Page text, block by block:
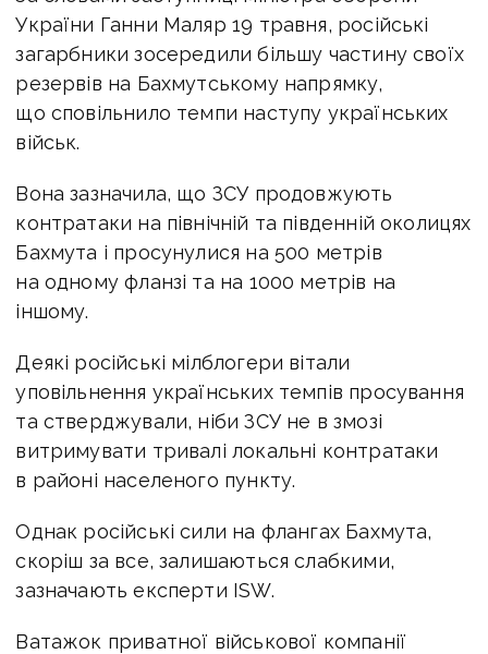
України Ганни Маляр 19 травня, російські
загарбники зосередили більшу частину своїх
резервів на Бахмутському напрямку,
що сповільнило темпи наступу українських
військ.
Вона зазначила, що ЗСУ продовжують
контратаки на північній та південній околицях
Бахмута і просунулися на 500 метрів
на одному фланзі та на 1000 метрів на
іншому.
Деякі російські мілблогери вітали
уповільнення українських темпів просування
та стверджували, ніби ЗСУ не в змозі
витримувати тривалі локальні контратаки
в районі населеного пункту.
Однак російські сили на флангах Бахмута,
скоріш за все, залишаються слабкими,
зазначають експерти ISW.
Ватажок приватної військової компанії